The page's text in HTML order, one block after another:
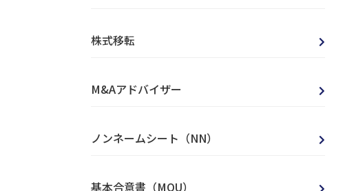
株式移転
M&Aアドバイザー
ノンネームシート（NN）
基本合意書（MOU）